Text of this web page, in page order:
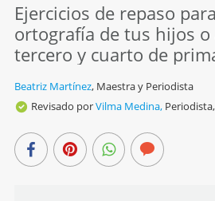
Ejercicios de repaso
ortografía de tus hijos
tercero y cuarto de
Beatriz Martínez, Maestra y Periodista
Revisado porVilma Medina,